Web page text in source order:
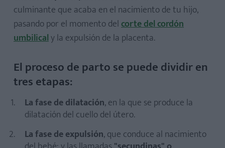
culminante que acaba en el nacimiento de tu hijo,
pasando por el momento delcorte del cordón
umbilicaly la expulsión de la placenta.
El proceso de parto se puede dividir en
tres etapas:
La fase de dilatación, en la que se produce la
dilatación del cuello del útero.
La fase de expulsión, que conduce al nacimiento